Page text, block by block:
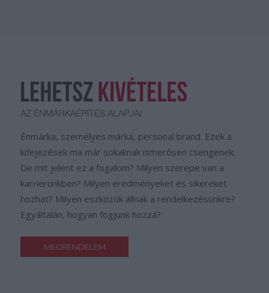
Énmárka, személyes márka, personal brand. Ezek a
kifejezések ma már sokaknak ismerősen csengenek.
De mit jelent ez a fogalom? Milyen szerepe van a
karrierünkben? Milyen eredményeket és sikereket
hozhat? Milyen eszközök állnak a rendelkezésünkre?
Egyáltalán, hogyan fogjunk hozzá?
MEGRENDELEM